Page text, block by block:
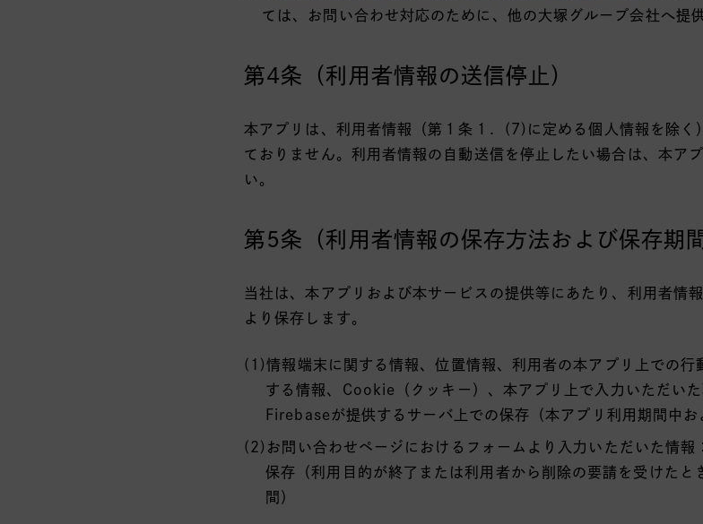
ては、お問い合わせ対応のために、他の大塚グループ会社へ提
第4条（利用者情報の送信停止）
本アプリは、利用者情報（第１条１．(7)に定める個人情報を除く
ておりません。利用者情報の自動送信を停止したい場合は、本ア
い。
第5条（利用者情報の保存方法および保存期間
当社は、本アプリおよび本サービスの提供等にあたり、利用者情
より保存します。
(1)情報端末に関する情報、位置情報、利用者の本アプリ上での
する情報、Cookie（クッキー）、本アプリ上で入力いただ
Firebaseが提供するサーバ上での保存（本アプリ利用期間中お
(2)お問い合わせページにおけるフォームより入力いただいた情
保存（利用目的が終了または利用者から削除の要請を受けたと
間）